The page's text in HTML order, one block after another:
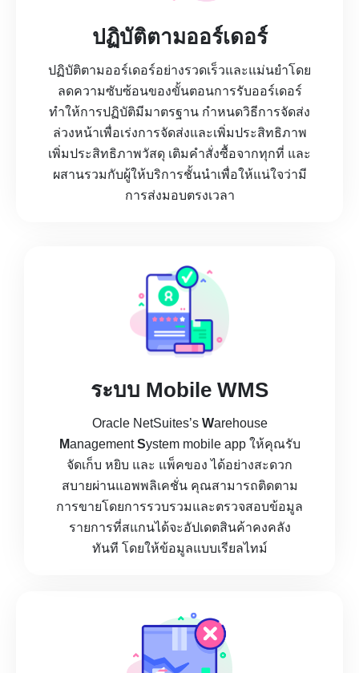
ปฏิบัติตามออร์เดอร์
ปฏิบัติตามออร์เดอร์อย่างรวดเร็วและแม่นยำโดย
ลดความซับซ้อนของขั้นตอนการรับออร์เดอร์
ทำให้การปฏิบัติมีมาตรฐาน กำหนดวิธีการจัดส่ง
ล่วงหน้าเพื่อเร่งการจัดส่งและเพิ่มประสิทธิภาพ
เพิ่มประสิทธิภาพวัสดุ เติมคำสั่งซื้อจากทุกที่ และ
ผสานรวมกับผู้ให้บริการชั้นนำเพื่อให้แน่ใจว่ามี
การส่งมอบตรงเวลา
ระบบ Mobile WMS
Oracle NetSuites’s Warehouse
ManagementSystem mobile app ให้คุณรับ
จัดเก็บ หยิบ และ แพ็คของ ได้อย่างสะดวก
สบายผ่านแอพพลิเคชั่น คุณสามารถติดตาม
การขายโดยการรวบรวมและตรวจสอบข้อมูล
รายการที่สแกนได้จะอัปเดตสินค้าคงคลัง
ทันที โดยให้ข้อมูลแบบเรียลไทม์